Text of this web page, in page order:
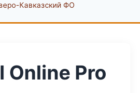
Кавказский ФО
Online Pro